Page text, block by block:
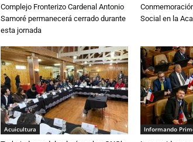
Complejo Fronterizo Cardenal Antonio
Samoré permanecerá cerrado durante
esta jornada
Social en la
Acuicultura Informando